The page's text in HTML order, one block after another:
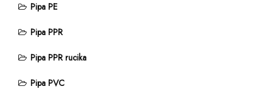
Pipa PE
Pipa PPR
Pipa PPR rucika
Pipa PVC